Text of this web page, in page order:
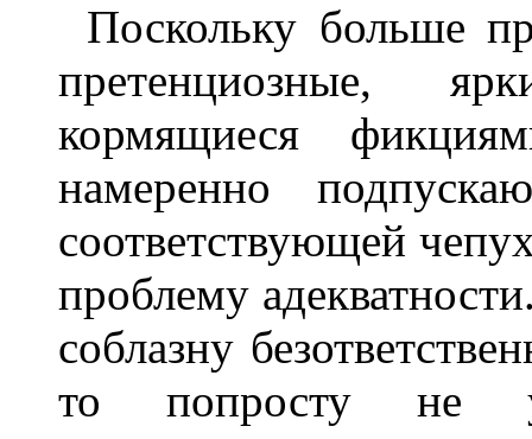
Поскольку больше
претенциозные,
кормящиеся
намеренно
соответствующей
проблему
соблазну
то попросту не